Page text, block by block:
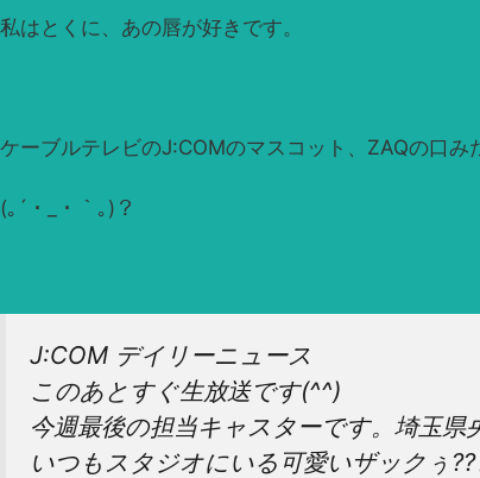
私はとくに、あの唇が好きです。
ケーブルテレビのJ:COMのマスコット、ZAQの口み
(｡´・_・｀｡)？
J:COM デイリーニュース
このあとすぐ生放送です(^^)
今週最後の担当キャスターです。埼玉県
いつもスタジオにいる可愛いザックぅ